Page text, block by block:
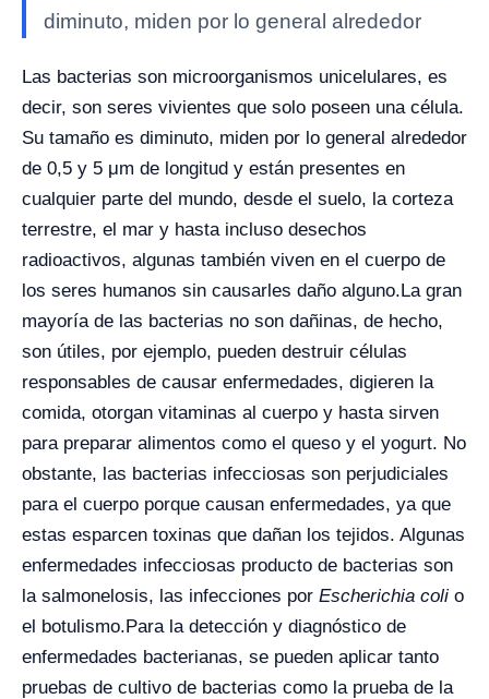
diminuto, miden por lo general alrededor
Las bacterias son microorganismos unicelulares, es
decir, son seres vivientes que solo poseen una célula.
Su tamaño es diminuto, miden por lo general alrededor
de 0,5 y 5 μm de longitud y están presentes en
cualquier parte del mundo, desde el suelo, la corteza
terrestre, el mar y hasta incluso desechos
radioactivos, algunas también viven en el cuerpo de
los seres humanos sin causarles daño alguno.La gran
mayoría de las bacterias no son dañinas, de hecho,
son útiles, por ejemplo, pueden destruir células
responsables de causar enfermedades, digieren la
comida, otorgan vitaminas al cuerpo y hasta sirven
para preparar alimentos como el queso y el yogurt. No
obstante, las bacterias infecciosas son perjudiciales
para el cuerpo porque causan enfermedades, ya que
estas esparcen toxinas que dañan los tejidos. Algunas
enfermedades infecciosas producto de bacterias son
la salmonelosis, las infecciones por Escherichia coli o
el botulismo.Para la detección y diagnóstico de
enfermedades bacterianas, se pueden aplicar tanto
pruebas de cultivo de bacterias como la prueba de la